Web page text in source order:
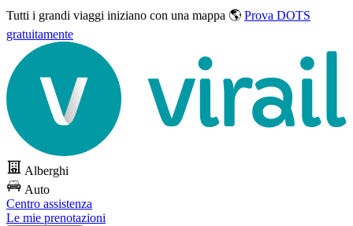
Tutti i grandi viaggi iniziano con una mappa 🌎 Prova DOTS
gratuitamente
Alberghi
Auto
Centro assistenza
Le mie prenotazioni